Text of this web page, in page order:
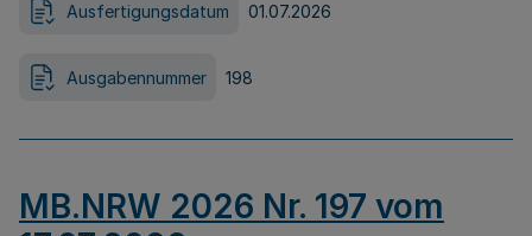
Ausfertigungsdatum 01.07.2026
Ausgabennummer 198
MB.NRW 2026 Nr. 197 vom